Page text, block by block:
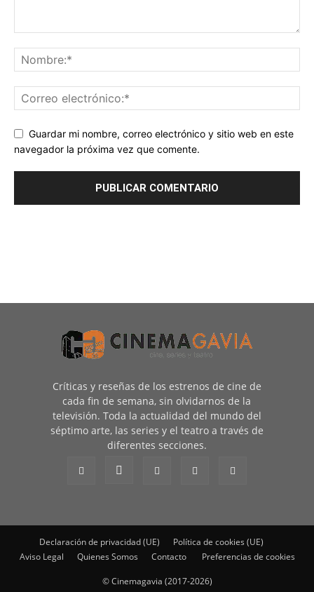
Guardar mi nombre, correo electrónico y sitio web en este
navegador la próxima vez que comente.
Críticas y reseñas de los estrenos de cine de
cada fin de semana, sin olvidarnos de la
televisión. Toda la actualidad del mundo del
séptimo arte, las series y el teatro a través de
diferentes secciones.
Declaración de privacidad (UE)
Política de cookies (UE)
Aviso Legal
Quienes Somos Contacto Preferencias de cookies
© Cinemagavia (2017-2026)